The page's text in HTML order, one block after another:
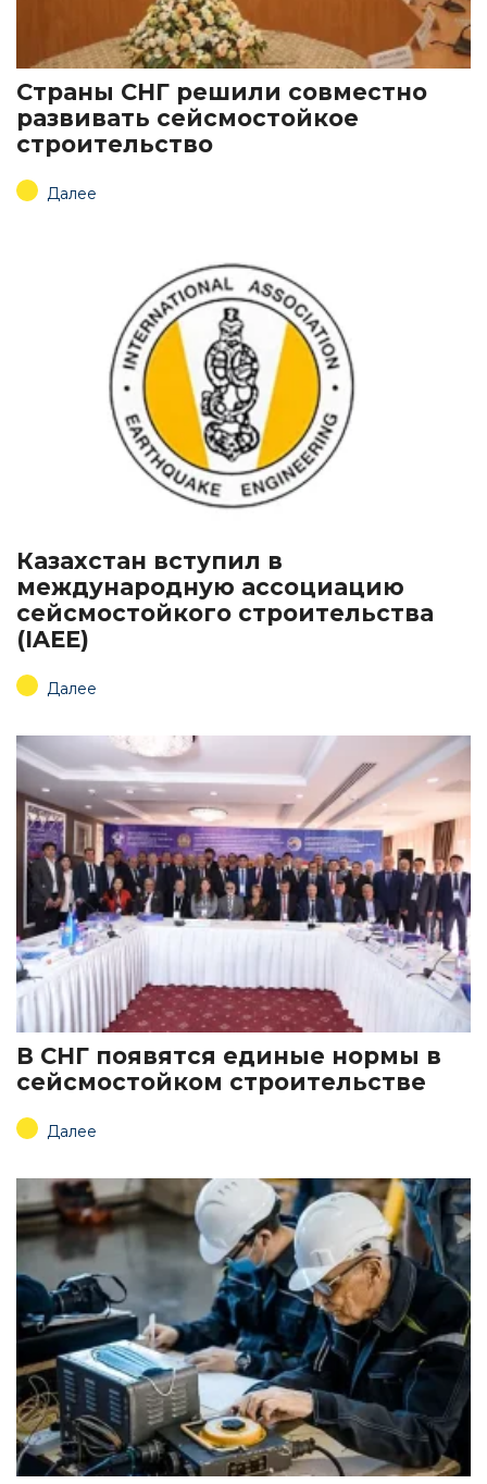
Страны СНГ решили совместно
развивать сейсмостойкое
строительство
Далее
Казахстан вступил в
международную ассоциацию
сейсмостойкого строительства
(IAEE)
Далее
В СНГ появятся единые нормы в
сейсмостойком строительстве
Далее